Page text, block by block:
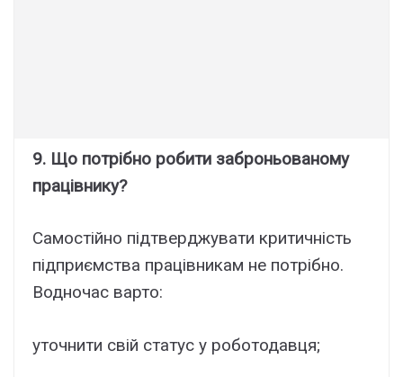
9. Що потрібно робити заброньованому
працівнику?
Самостійно підтверджувати критичність
підприємства працівникам не потрібно.
Водночас варто:
уточнити свій статус у роботодавця;